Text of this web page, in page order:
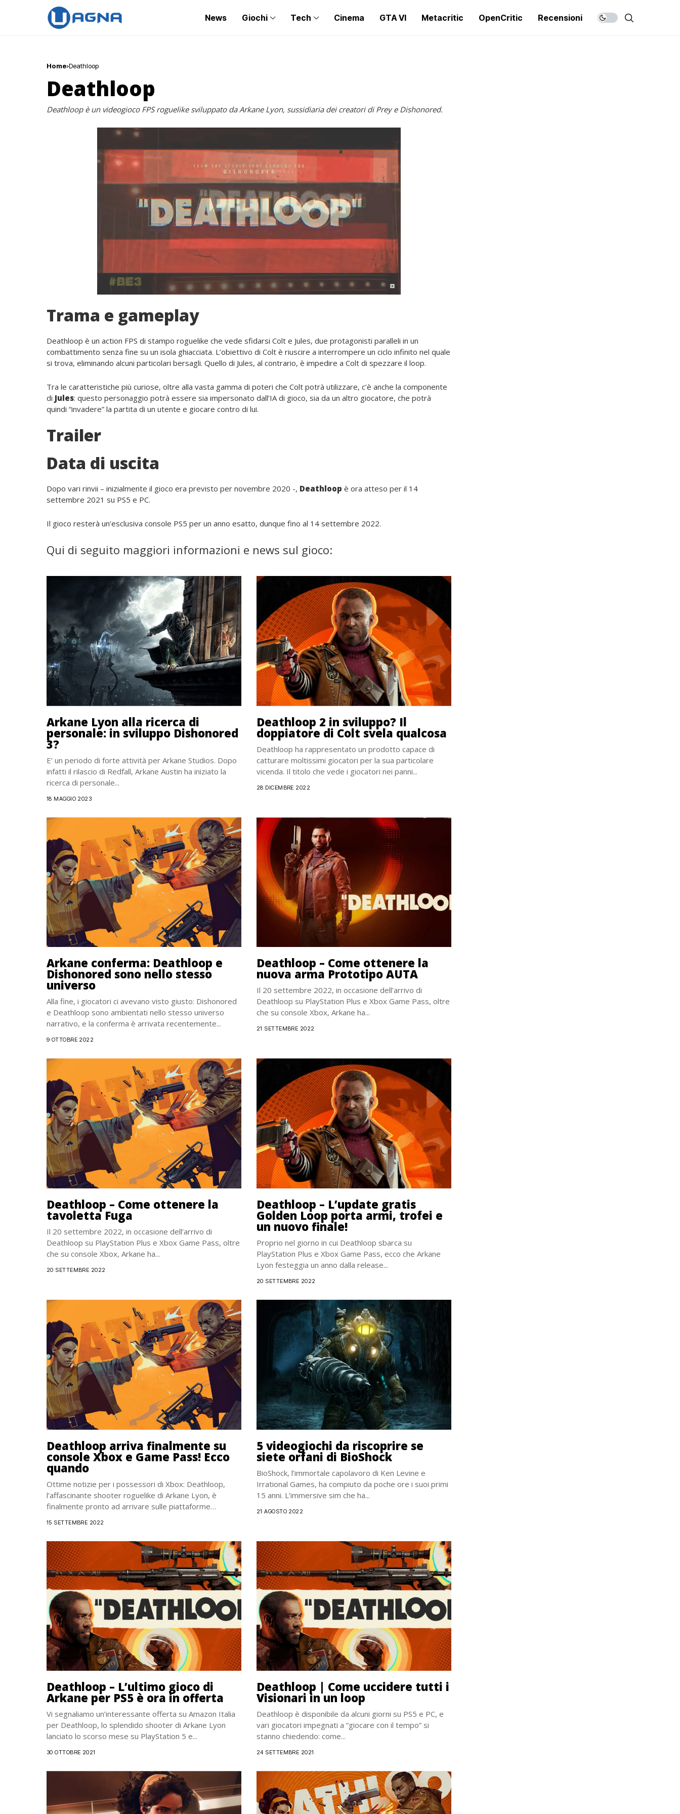
News Giochi Tech Cinema GTA VI Metacritic OpenCritic Recensioni
Home Deathloop
Deathloop
Deathloop è un videogioco FPS roguelike sviluppato da Arkane Lyon, sussidiaria dei creatori di Prey e Dishonored.
Trama e gameplay
Deathloop è un action FPS di stampo roguelike che vede sfidarsi Colt e Jules, due protagonisti paralleli in un
combattimento senza fine su un isola ghiacciata. L’obiettivo di Colt è riuscire a interrompere un ciclo infinito nel quale
si trova, eliminando alcuni particolari bersagli. Quello di Jules, al contrario, è impedire a Colt di spezzare il loop.
Tra le caratteristiche più curiose, oltre alla vasta gamma di poteri che Colt potrà utilizzare, c’è anche la componente
di Jules: questo personaggio potrà essere sia impersonato dall’IA di gioco, sia da un altro giocatore, che potrà
quindi “invadere” la partita di un utente e giocare contro di lui.
Trailer
Data di uscita
Dopo vari rinvii – inizialmente il gioco era previsto per novembre 2020 -, Deathloop è ora atteso per il 14
settembre 2021 su PS5 e PC.
Il gioco resterà un’esclusiva console PS5 per un anno esatto, dunque fino al 14 settembre 2022.
Qui di seguito maggiori informazioni e news sul gioco:
Arkane Lyon alla ricerca di
personale: in sviluppo Dishonored
3?
E’ un periodo di forte attività per Arkane Studios. Dopo
infatti il rilascio di Redfall, Arkane Austin ha iniziato la
ricerca di personale...
18 MAGGIO 2023
Deathloop 2 in sviluppo? Il
doppiatore di Colt svela qualcosa
Deathloop ha rappresentato un prodotto capace di
catturare moltissimi giocatori per la sua particolare
vicenda. Il titolo che vede i giocatori nei panni...
28 DICEMBRE 2022
Arkane conferma: Deathloop e
Dishonored sono nello stesso
universo
Alla fine, i giocatori ci avevano visto giusto: Dishonored
e Deathloop sono ambientati nello stesso universo
narrativo, e la conferma è arrivata recentemente...
9 OTTOBRE 2022
Deathloop – Come ottenere la
nuova arma Prototipo AUTA
Il 20 settembre 2022, in occasione dell’arrivo di
Deathloop su PlayStation Plus e Xbox Game Pass, oltre
che su console Xbox, Arkane ha...
21 SETTEMBRE 2022
Deathloop – Come ottenere la
tavoletta Fuga
Il 20 settembre 2022, in occasione dell’arrivo di
Deathloop su PlayStation Plus e Xbox Game Pass, oltre
che su console Xbox, Arkane ha...
20 SETTEMBRE 2022
Deathloop – L’update gratis
Golden Loop porta armi, trofei e
un nuovo finale!
Proprio nel giorno in cui Deathloop sbarca su
PlayStation Plus e Xbox Game Pass, ecco che Arkane
Lyon festeggia un anno dalla release...
20 SETTEMBRE 2022
Deathloop arriva finalmente su
console Xbox e Game Pass! Ecco
quando
Ottime notizie per i possessori di Xbox: Deathloop,
l’affascinante shooter roguelike di Arkane Lyon, è
finalmente pronto ad arrivare sulle piattaforme
15 SETTEMBRE 2022
5 videogiochi da riscoprire se
siete orfani di BioShock
BioShock, l’immortale capolavoro di Ken Levine e
Irrational Games, ha compiuto da poche ore i suoi primi
15 anni. L’immersive sim che ha...
21 AGOSTO 2022
Deathloop – L’ultimo gioco di
Arkane per PS5 è ora in offerta
Vi segnaliamo un’interessante offerta su Amazon Italia
per Deathloop, lo splendido shooter di Arkane Lyon
lanciato lo scorso mese su PlayStation 5 e...
30 OTTOBRE 2021
Deathloop | Come uccidere tutti i
Visionari in un loop
Deathloop è disponibile da alcuni giorni su PS5 e PC, e
vari giocatori impegnati a “giocare con il tempo” si
stanno chiedendo: come...
24 SETTEMBRE 2021